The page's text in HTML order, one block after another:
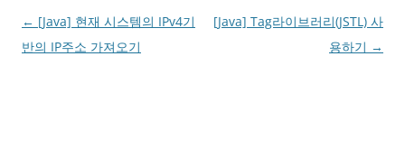
Post
navigation
← [Java] 현재 시스템의 IPv4기
반의 IP주소 가져오기
[Java] Tag라이브러리(JSTL) 사
용하기 →